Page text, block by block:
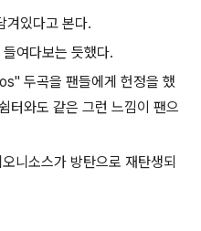
겨있다고 본다.
여다보는 듯했다.
두곡을 팬들에게 헌정을 했
터와도 같은 그런 느낌이 팬으
니소스가 방탄으로 재탄생되